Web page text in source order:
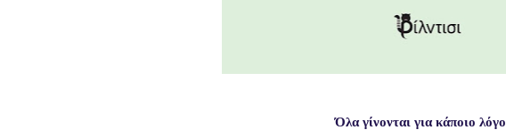
Όλα γίνονται για κάποιο λόγο